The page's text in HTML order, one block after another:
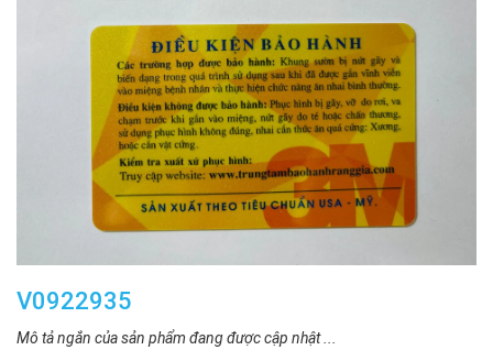
V0922935
Mô tả ngắn của sản phẩm đang được cập nhật ...